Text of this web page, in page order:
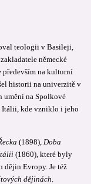
teologii v Basileji,
německé
především na kulturní
historii na univerzitě v
umění na Spolkové
Itálii, kde vzniklo i jeho
(1898), Doba
(1860), které byly
dějin Evropy. Je též
dějinách